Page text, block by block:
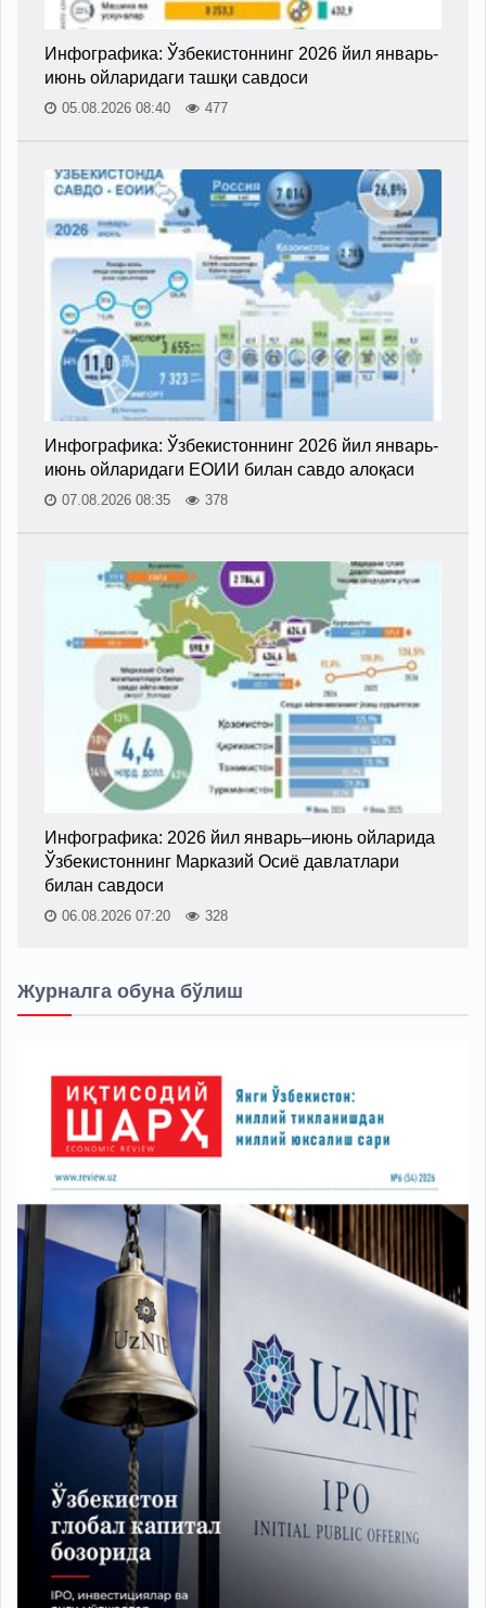
Инфографика: Ўзбекистоннинг 2026 йил январь-
июнь ойларидаги ташқи савдоси
05.08.2026 08:40 477
Инфографика: Ўзбекистоннинг 2026 йил январь-
июнь ойларидаги ЕОИИ билан савдо алоқаси
07.08.2026 08:35 378
Инфографика: 2026 йил январь–июнь ойларида
Ўзбекистоннинг Марказий Осиё давлатлари
билан савдоси
06.08.2026 07:20 328
Журналга обуна бўлиш